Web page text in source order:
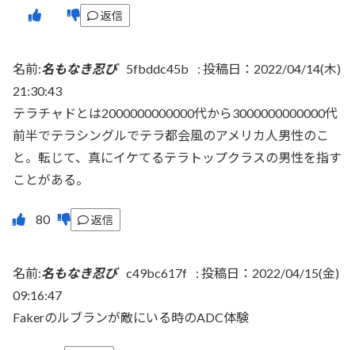
返信
名前:名もなき忍び 5fbddc45b : 投稿日：2022/04/14(木)
21:30:43
テラチャドとは2000000000000代から3000000000000代
前半でテラシングルでテラ都会風のアメリカ人男性のこ
と。転じて、真にイケてるテラトップクラスの男性を指す
ことがある。
返信
名前:名もなき忍び c49bc617f : 投稿日：2022/04/15(金)
09:16:47
Fakerのルブランが敵にいる時のADC体験